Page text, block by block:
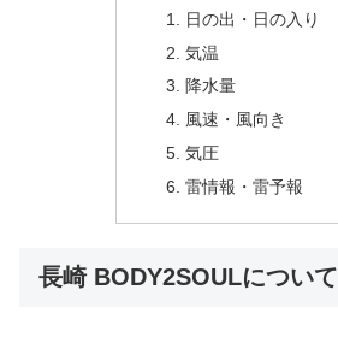
日の出・日の入り
気温
降水量
風速・風向き
気圧
雷情報・雷予報
長崎 BODY2SOULについて